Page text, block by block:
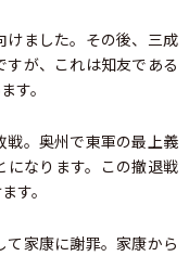
ました。その後、三成
が、これは知友である
す。
。奥州で東軍の最上義
になります。この撤退戦
す。
家康に謝罪。家康から